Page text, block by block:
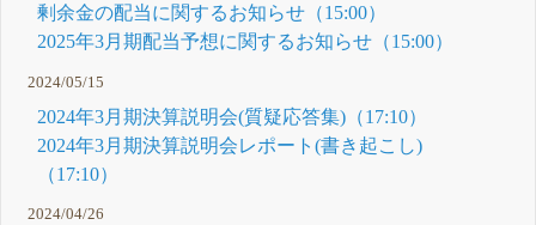
剰余金の配当に関するお知らせ（15:00）
2025年3月期配当予想に関するお知らせ（15:00）
2024/05/15
2024年3月期決算説明会(質疑応答集)（17:10）
2024年3月期決算説明会レポート(書き起こし)
（17:10）
2024/04/26